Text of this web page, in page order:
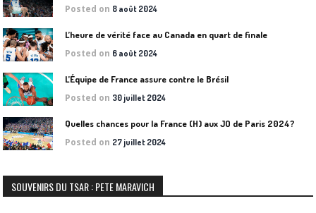
Posted on 8 août 2024
L’heure de vérité face au Canada en quart de finale
Posted on 6 août 2024
L’Équipe de France assure contre le Brésil
Posted on 30 juillet 2024
Quelles chances pour la France (H) aux JO de Paris 2024?
Posted on 27 juillet 2024
SOUVENIRS DU TSAR : PETE MARAVICH